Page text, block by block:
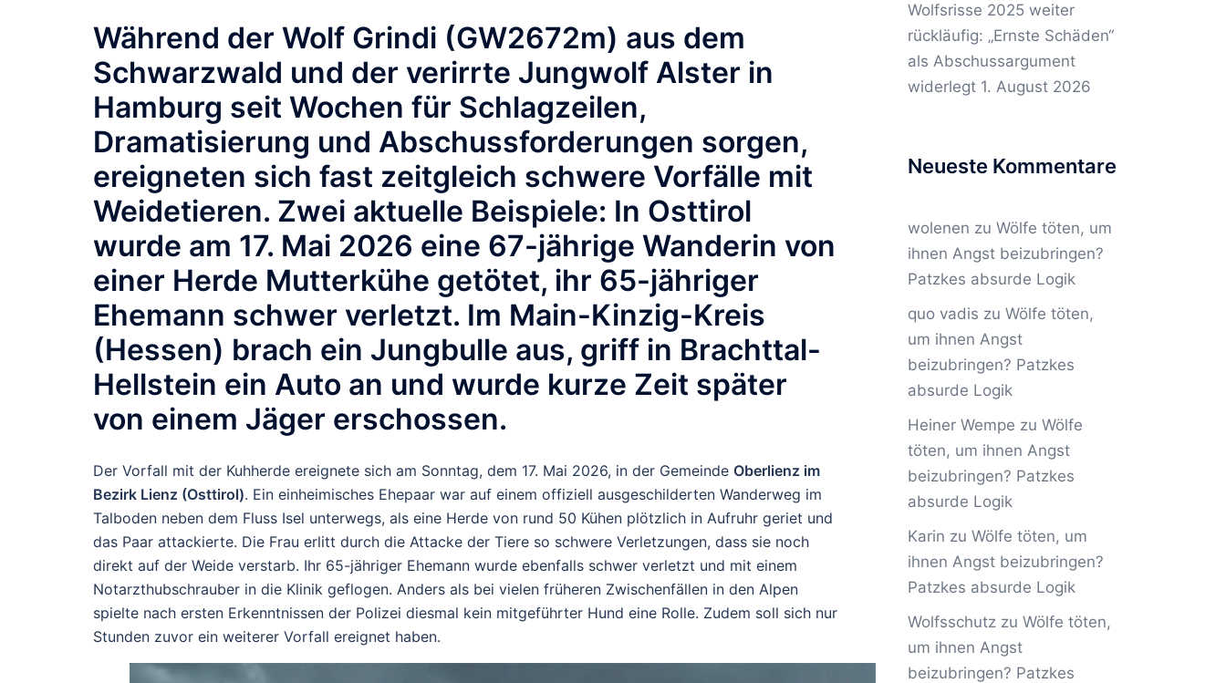
Während der Wolf Grindi (GW2672m) aus dem
Schwarzwald und der verirrte Jungwolf Alster in
Hamburg seit Wochen für Schlagzeilen,
Dramatisierung und Abschussforderungen sorgen,
ereigneten sich fast zeitgleich schwere Vorfälle mit
Weidetieren. Zwei aktuelle Beispiele: In Osttirol
wurde am 17. Mai 2026 eine 67-jährige Wanderin von
einer Herde Mutterkühe getötet, ihr 65-jähriger
Ehemann schwer verletzt. Im Main-Kinzig-Kreis
(Hessen) brach ein Jungbulle aus, griff in Brachttal-
Hellstein ein Auto an und wurde kurze Zeit später
von einem Jäger erschossen.
Der Vorfall mit der Kuhherde ereignete sich am Sonntag, dem 17. Mai 2026, in der Gemeinde Oberlienz im
Bezirk Lienz (Osttirol). Ein einheimisches Ehepaar war auf einem offiziell ausgeschilderten Wanderweg im
Talboden neben dem Fluss Isel unterwegs, als eine Herde von rund 50 Kühen plötzlich in Aufruhr geriet und
das Paar attackierte. Die Frau erlitt durch die Attacke der Tiere so schwere Verletzungen, dass sie noch
direkt auf der Weide verstarb. Ihr 65-jähriger Ehemann wurde ebenfalls schwer verletzt und mit einem
Notarzthubschrauber in die Klinik geflogen. Anders als bei vielen früheren Zwischenfällen in den Alpen
spielte nach ersten Erkenntnissen der Polizei diesmal kein mitgeführter Hund eine Rolle. Zudem soll sich nur
Stunden zuvor ein weiterer Vorfall ereignet haben.
Wolfsrisse 2025 weiter
rückläufig: „Ernste Schäden“
als Abschussargument
widerlegt 1. August 2026
Neueste Kommentare
wolenen zu Wölfe töten, um
ihnen Angst beizubringen?
Patzkes absurde Logik
quo vadis zu Wölfe töten,
um ihnen Angst
beizubringen? Patzkes
absurde Logik
Heiner Wempe zu Wölfe
töten, um ihnen Angst
beizubringen? Patzkes
absurde Logik
Karin zu Wölfe töten, um
ihnen Angst beizubringen?
Patzkes absurde Logik
Wolfsschutzzu Wölfe töten,
um ihnen Angst
beizubringen? Patzkes